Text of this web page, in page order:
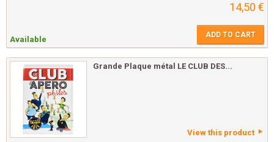
14,50 €
Available ADD TO CART
Grande Plaque métal LE CLUB DES...
View this product